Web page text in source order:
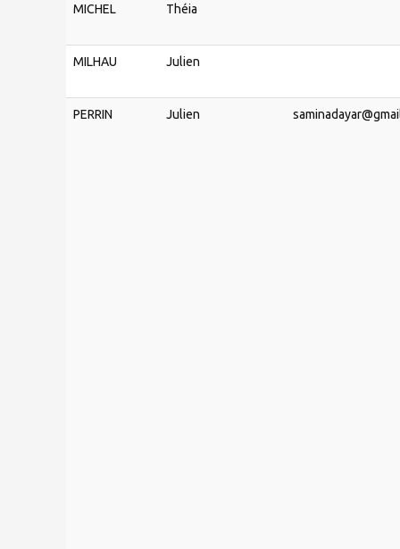
MICHEL Théia
MILHAU Julien
PERRIN Julien